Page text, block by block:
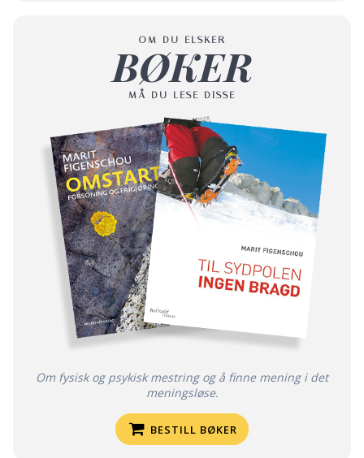
OM DU ELSKER
BØKER
MÅ DU LESE DISSE
Om fysisk og psykisk mestring og å finne mening i det
meningsløse.
BESTILL BØKER